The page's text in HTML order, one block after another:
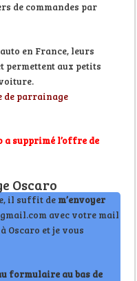
de commandes par
en France, leurs
aux petits
de parrainage
a supprimé l’offre de
Oscaro
il suffit de m’envoyer
avec votre mail
Oscaro et je vous
formulaire au bas de